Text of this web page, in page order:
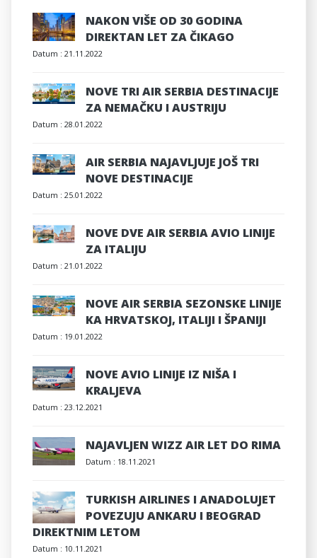
NAKON VIŠE OD 30 GODINA
DIREKTAN LET ZA ČIKAGO
Datum : 21.11.2022
NOVE TRI AIR SERBIA DESTINACIJE
ZA NEMAČKU I AUSTRIJU
Datum : 28.01.2022
AIR SERBIA NAJAVLJUJE JOŠ TRI
NOVE DESTINACIJE
Datum : 25.01.2022
NOVE DVE AIR SERBIA AVIO LINIJE
ZA ITALIJU
Datum : 21.01.2022
NOVE AIR SERBIA SEZONSKE LINIJE
KA HRVATSKOJ, ITALIJI I ŠPANIJI
Datum : 19.01.2022
NOVE AVIO LINIJE IZ NIŠA I
KRALJEVA
Datum : 23.12.2021
NAJAVLJEN WIZZ AIR LET DO RIMA
Datum : 18.11.2021
TURKISH AIRLINES I ANADOLUJET
POVEZUJU ANKARU I BEOGRAD
DIREKTNIM LETOM
Datum : 10.11.2021